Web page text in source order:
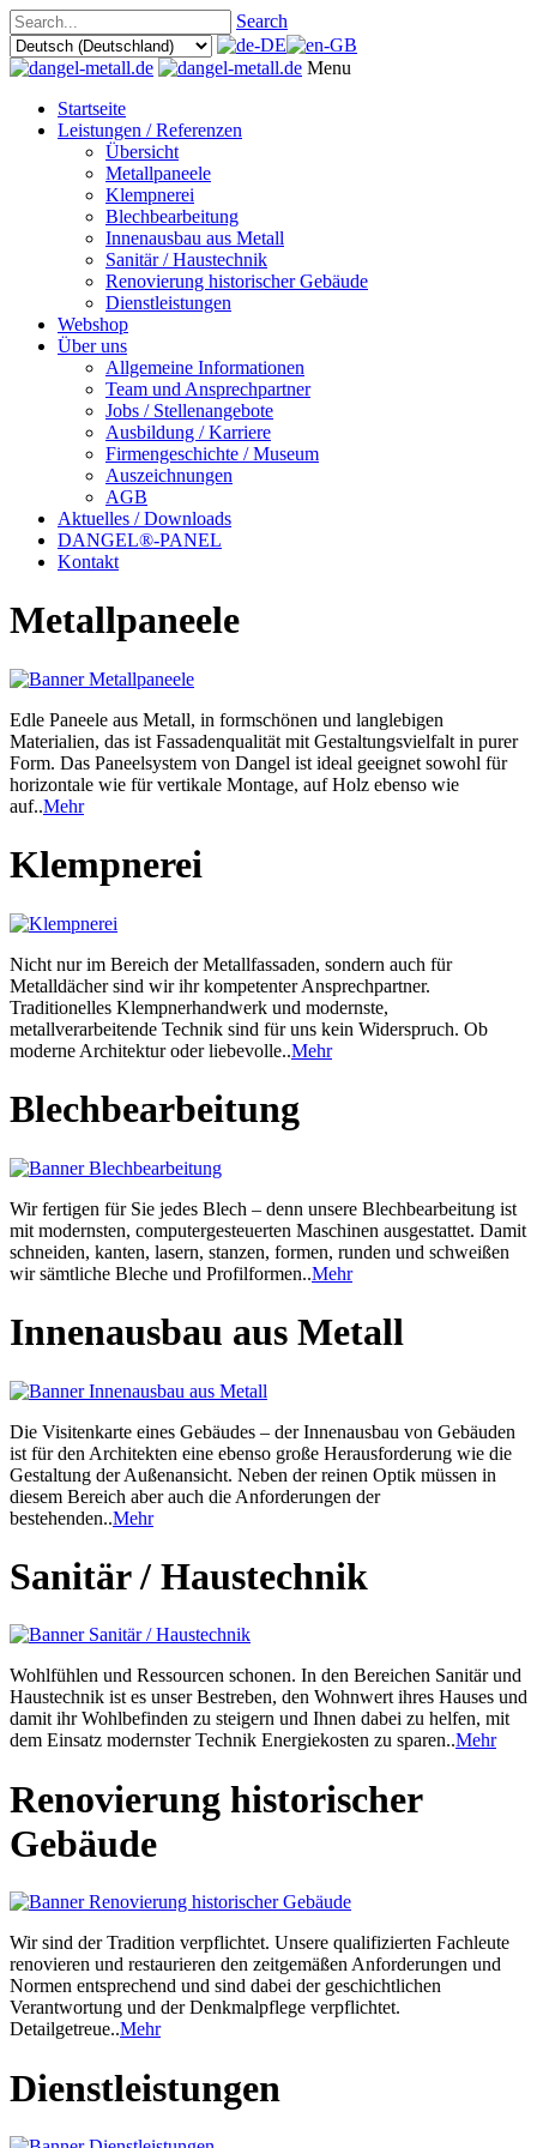
Search
Menu
Startseite
Leistungen / Referenzen
Übersicht
Metallpaneele
Klempnerei
Blechbearbeitung
Innenausbau aus Metall
Sanitär / Haustechnik
Renovierung historischer Gebäude
Dienstleistungen
Webshop
Über uns
Allgemeine Informationen
Team und Ansprechpartner
Jobs / Stellenangebote
Ausbildung / Karriere
Firmengeschichte / Museum
Auszeichnungen
AGB
Aktuelles / Downloads
DANGEL®-PANEL
Kontakt
Metallpaneele
Edle Paneele aus Metall, in formschönen und langlebigen
Materialien, das ist Fassadenqualität mit Gestaltungsvielfalt in purer
Form. Das Paneelsystem von Dangel ist ideal geeignet sowohl für
horizontale wie für vertikale Montage, auf Holz ebenso wie
auf..Mehr
Klempnerei
Nicht nur im Bereich der Metallfassaden, sondern auch für
Metalldächer sind wir ihr kompetenter Ansprechpartner.
Traditionelles Klempnerhandwerk und modernste,
metallverarbeitende Technik sind für uns kein Widerspruch. Ob
moderne Architektur oder liebevolle..Mehr
Blechbearbeitung
Wir fertigen für Sie jedes Blech – denn unsere Blechbearbeitung ist
mit modernsten, computergesteuerten Maschinen ausgestattet. Damit
schneiden, kanten, lasern, stanzen, formen, runden und schweißen
wir sämtliche Bleche und Profilformen..Mehr
Innenausbau aus Metall
Die Visitenkarte eines Gebäudes – der Innenausbau von Gebäuden
ist für den Architekten eine ebenso große Herausforderung wie die
Gestaltung der Außenansicht. Neben der reinen Optik müssen in
diesem Bereich aber auch die Anforderungen der
bestehenden..Mehr
Sanitär / Haustechnik
Wohlfühlen und Ressourcen schonen. In den Bereichen Sanitär und
Haustechnik ist es unser Bestreben, den Wohnwert ihres Hauses und
damit ihr Wohlbefinden zu steigern und Ihnen dabei zu helfen, mit
dem Einsatz modernster Technik Energiekosten zu sparen..Mehr
Renovierung historischer
Gebäude
Wir sind der Tradition verpflichtet. Unsere qualifizierten Fachleute
renovieren und restaurieren den zeitgemäßen Anforderungen und
Normen entsprechend und sind dabei der geschichtlichen
Verantwortung und der Denkmalpflege verpflichtet.
Detailgetreue..Mehr
Dienstleistungen